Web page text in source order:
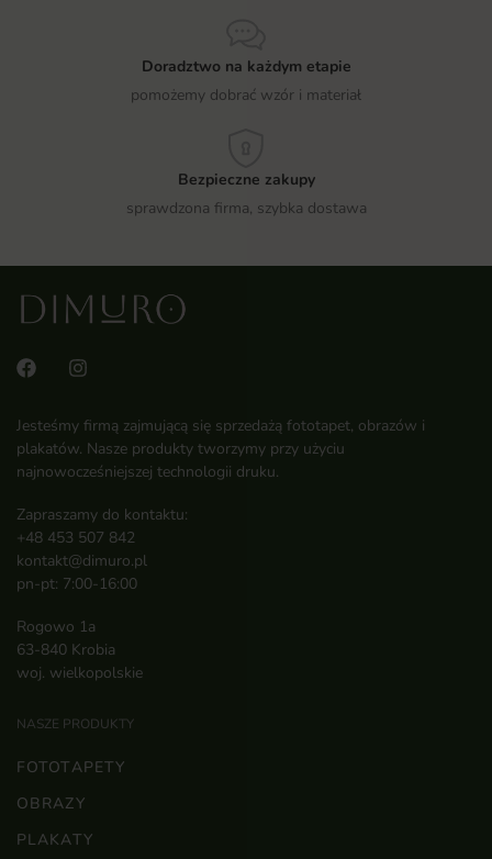
Doradztwo na każdym etapie
pomożemy dobrać wzór i materiał
Bezpieczne zakupy
sprawdzona firma, szybka dostawa
Jesteśmy firmą zajmującą się sprzedażą fototapet, obrazów i
plakatów. Nasze produkty tworzymy przy użyciu
najnowocześniejszej technologii druku.
Zapraszamy do kontaktu:
+48 453 507 842
kontakt@dimuro.pl
pn-pt: 7:00-16:00
Rogowo 1a
63-840 Krobia
woj. wielkopolskie
NASZE PRODUKTY
FOTOTAPETY
OBRAZY
PLAKATY